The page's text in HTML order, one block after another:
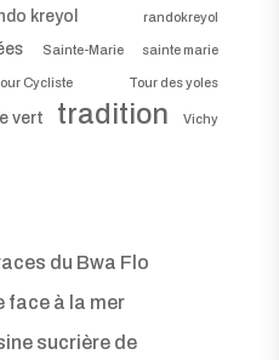
kreyol randokreyol
Sainte-Marie sainte marie
Cycliste Tour des yoles
vert tradition Vichy
du Bwa Flo
face à la mer
sucrière de